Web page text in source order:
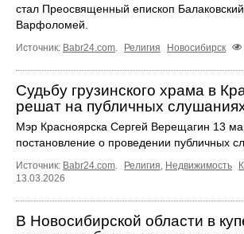
стал Преосвященный епископ
Варфоломей.
Источник: Babr24.com Религия Новосибирск
Судьбу грузинского храма в
решат на публичных
Мэр Красноярска Сергей Верещагин 13
постановление о проведении публичных
Источник: Babr24.com Религия Недвижимость
13.03.2026
В Новосибирской области в